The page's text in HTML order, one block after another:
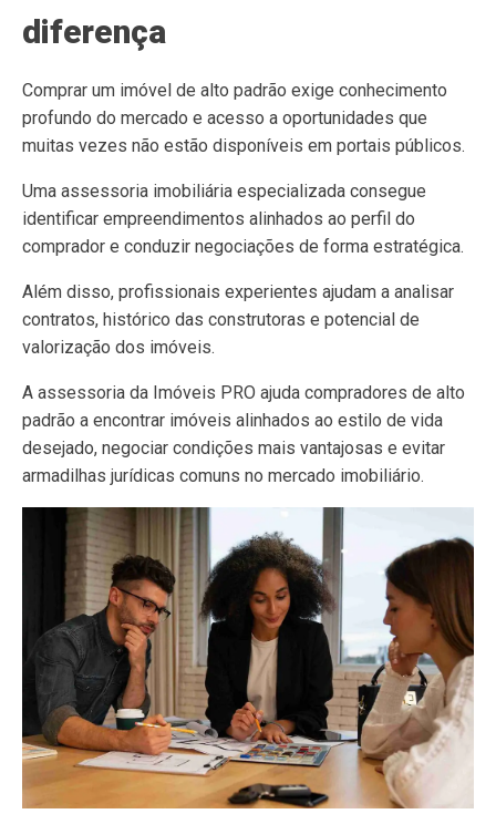
diferença
Comprar um imóvel de alto padrão exige conhecimento
profundo do mercado e acesso a oportunidades que
muitas vezes não estão disponíveis em portais públicos.
Uma assessoria imobiliária especializada consegue
identificar empreendimentos alinhados ao perfil do
comprador e conduzir negociações de forma estratégica.
Além disso, profissionais experientes ajudam a analisar
contratos, histórico das construtoras e potencial de
valorização dos imóveis.
A assessoria da Imóveis PRO ajuda compradores de alto
padrão a encontrar imóveis alinhados ao estilo de vida
desejado, negociar condições mais vantajosas e evitar
armadilhas jurídicas comuns no mercado imobiliário.